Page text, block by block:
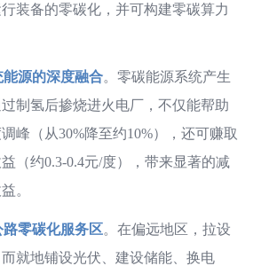
装备的零碳化，并可构建零碳算力
能源的深度融合。零碳能源系统产生
制氢后掺烧进火电厂，不仅能帮助
峰（从30%降至约10%），还可赚取
（约0.3-0.4元/度），带来显著的减
。
路零碳化服务区。在偏远地区，拉设
就地铺设光伏、建设储能、换电